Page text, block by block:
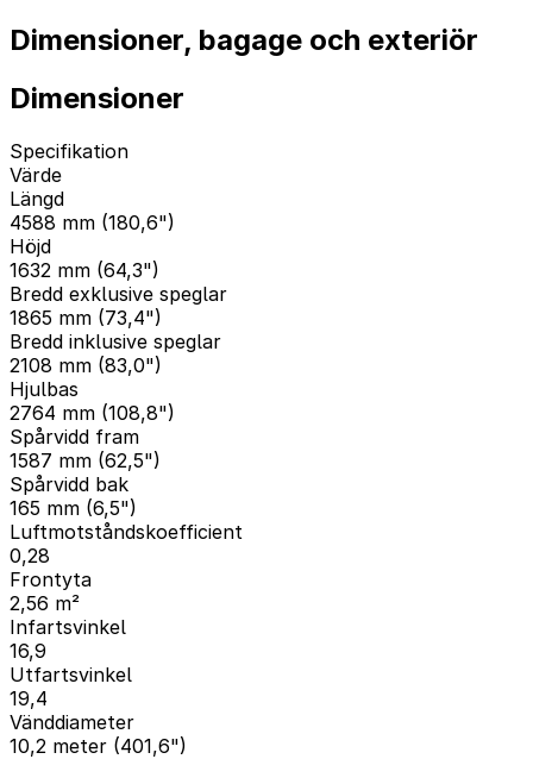
Dimensioner, bagage och exteriör
Dimensioner
Specifikation
Värde
Längd
4588 mm (180,6")
Höjd
1632 mm (64,3")
Bredd exklusive speglar
1865 mm (73,4")
Bredd inklusive speglar
2108 mm (83,0")
Hjulbas
2764 mm (108,8")
Spårvidd fram
1587 mm (62,5")
Spårvidd bak
165 mm (6,5")
Luftmotståndskoefficient
0,28
Frontyta
2,56 m²
Infartsvinkel
16,9
Utfartsvinkel
19,4
Vänddiameter
10,2 meter (401,6")